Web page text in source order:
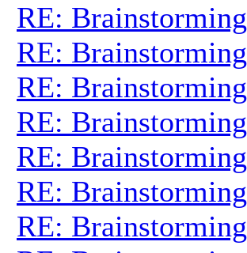
RE: Brainstorming
RE: Brainstorming
RE: Brainstorming
RE: Brainstorming
RE: Brainstorming
RE: Brainstorming
RE: Brainstorming